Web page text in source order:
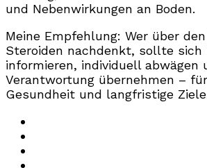
und Nebenwirkungen an Boden.
Meine Empfehlung: Wer über
Steroiden nachdenkt, sollte sich
informieren, individuell abwägen
Verantwortung übernehmen –
Gesundheit und langfristige